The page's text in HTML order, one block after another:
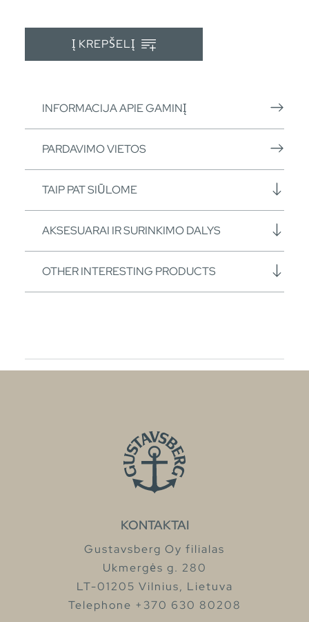
Į KREPŠELĮ
INFORMACIJA APIE GAMINĮ
PARDAVIMO VIETOS
TAIP PAT SIŪLOME
AKSESUARAI IR SURINKIMO DALYS
OTHER INTERESTING PRODUCTS
KONTAKTAI
Gustavsberg Oy filialas
Ukmergės g. 280
LT-01205 Vilnius, Lietuva
Telephone +370 630 80208